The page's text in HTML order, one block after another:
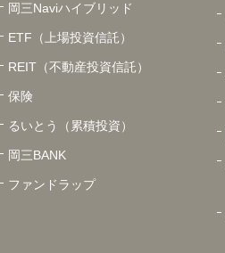
岡三Naviハイブリッド
ETF（上場投資信託）
REIT（不動産投資信託）
保険
るいとう（累積投資）
岡三BANK
ファンドラップ